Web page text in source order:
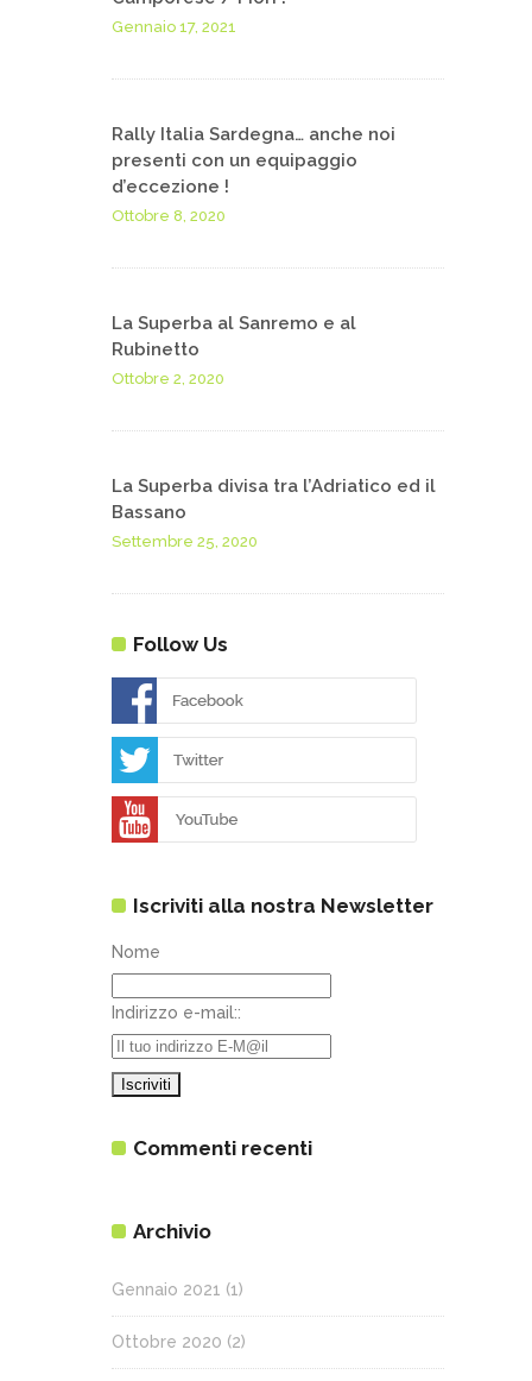
Gennaio 17, 2021
Rally Italia Sardegna… anche noi
presenti con un equipaggio
d’eccezione !
Ottobre 8, 2020
La Superba al Sanremo e al
Rubinetto
Ottobre 2, 2020
La Superba divisa tra l’Adriatico ed il
Bassano
Settembre 25, 2020
Follow Us
Iscriviti alla nostra Newsletter
Nome
Indirizzo e-mail::
Commenti recenti
Archivio
Gennaio 2021 (1)
Ottobre 2020 (2)